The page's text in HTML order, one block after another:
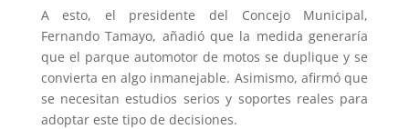
A esto, el presidente del Concejo Municipal,
Fernando Tamayo, añadió que la medida generaría
que el parque automotor de motos se duplique y se
convierta en algo inmanejable. Asimismo, afirmó que
se necesitan estudios serios y soportes reales para
adoptar este tipo de decisiones.